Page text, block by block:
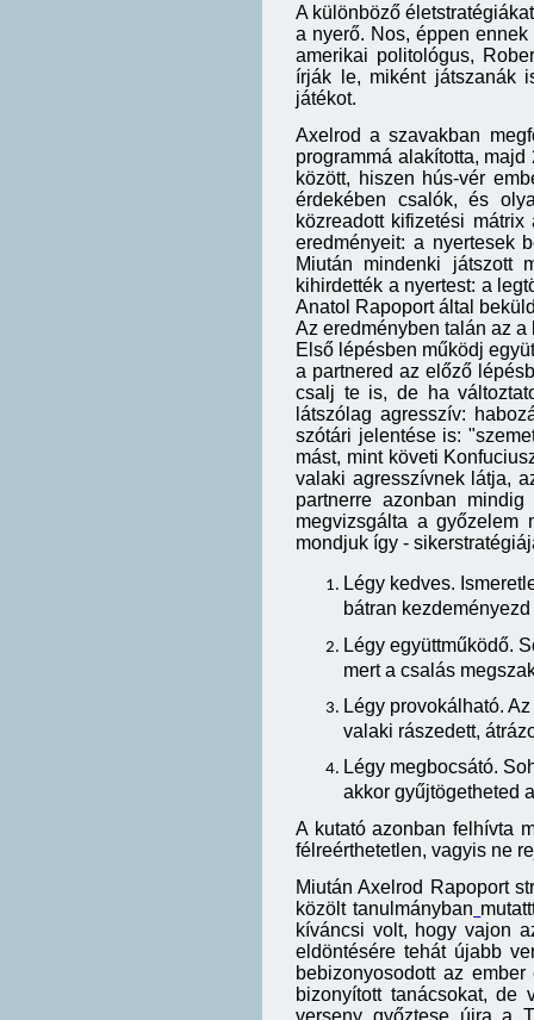
A különböző
a nyerő. Nos, éppen
amerikai politológus,
írják le, miként játszanák
játékot.
Axelrod a szavakban
programmá alakította,
között, hiszen hús-vér
érdekében csalók, és
közreadott kifizetési
eredményeit: a nyertesek
Miután mindenki játszott
kihirdették a nyertest: a
Anatol Rapoport által
Az eredményben talán az
Első lépésben működj
a partnered az előző
csalj te is, de ha
látszólag agresszív:
szótári jelentése is:
mást, mint követi
valaki agresszívnek látja,
partnerre azonban
megvizsgálta a győzelem
mondjuk így -
Légy kedves.
bátran
Légy együttműködő.
mert a csalás
Légy provokálható.
valaki rászedett,
Légy megbocsátó.
akkor gyűjtögetheted
A kutató azonban felhívta
félreérthetetlen, vagyis ne
Miután Axelrod Rapoport
közölt tanulmányban
kíváncsi volt, hogy vajon
eldöntésére tehát újabb
bebizonyosodott az
bizonyított tanácsokat, de
verseny győztese újra a